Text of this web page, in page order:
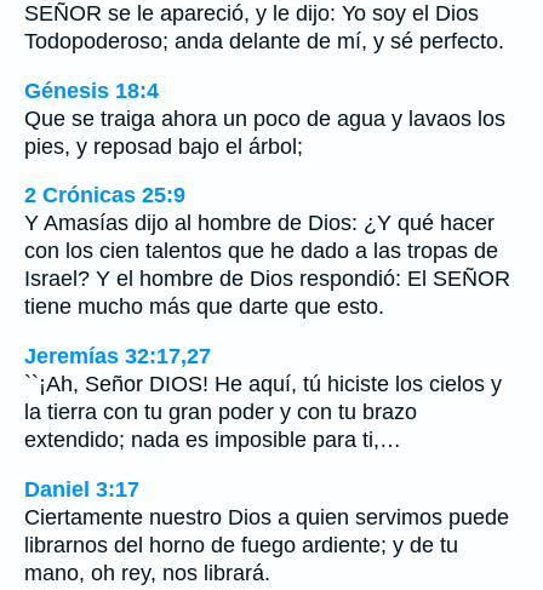
SEÑOR se le apareció, y le dijo: Yo soy el Dios
Todopoderoso; anda delante de mí, y sé perfecto.
Génesis 18:4
Que se traiga ahora un poco de agua y lavaos los
pies, y reposad bajo el árbol;
2 Crónicas 25:9
Y Amasías dijo al hombre de Dios: ¿Y qué hacer
con los cien talentos que he dado a las tropas de
Israel? Y el hombre de Dios respondió: El SEÑOR
tiene mucho más que darte que esto.
Jeremías 32:17,27
``¡Ah, Señor DIOS! He aquí, tú hiciste los cielos y
la tierra con tu gran poder y con tu brazo
extendido; nada es imposible para ti,…
Daniel 3:17
Ciertamente nuestro Dios a quien servimos puede
librarnos del horno de fuego ardiente; y de tu
mano, oh rey, nos librará.